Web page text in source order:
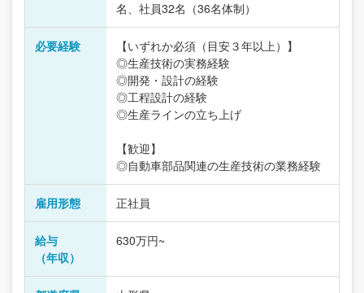
名、社員32名（36名体制）
必要経験
【いずれか必須（目安３年以上）】
◎生産技術の実務経験
◎開発・設計の経験
◎工程設計の経験
◎生産ラインの立ち上げ
【歓迎】
◎自動車部品関連の生産技術の業務経験
雇用形態 正社員
給与
（年収）
630万円~